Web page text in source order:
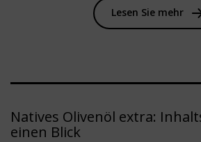
Lesen Sie mehr
Natives Olivenöl extra:
einen Blick